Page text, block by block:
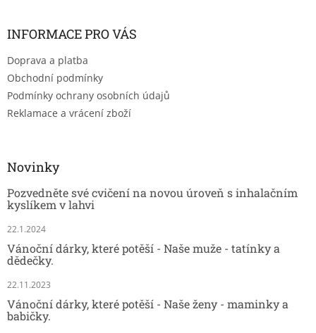
INFORMACE PRO VÁS
Doprava a platba
Obchodní podmínky
Podmínky ochrany osobních údajů
Reklamace a vrácení zboží
Novinky
Pozvedněte své cvičení na novou úroveň s inhalačním
kyslíkem v lahvi
22.1.2024
Vánoční dárky, které potěší - Naše muže - tatínky a
dědečky.
22.11.2023
Vánoční dárky, které potěší - Naše ženy - maminky a
babičky.